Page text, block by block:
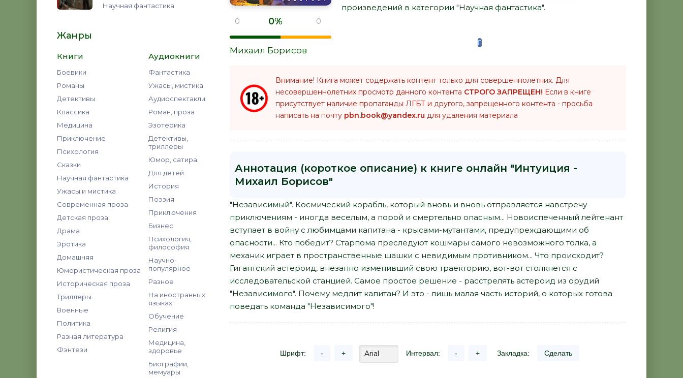
Научная фантастика
Жанры
Книги
Боевики
Романы
Детективы
Классика
Медицина
Приключение
Психология
Сказки
Научная фантастика
Ужасы и мистика
Современная проза
Детская проза
Драма
Эротика
Домашняя
Юмористическая проза
Историческая проза
Триллеры
Военные
Политика
Разная литература
Фэнтези
Аудиокниги
Фантастика
Ужасы, мистика
Аудиоспектакли
Роман, проза
Эзотерика
Детективы,
триллеры
Юмор, сатира
Для детей
История
Поэзия
Приключения
Бизнес
Психология,
философия
Научно-
популярное
Разное
На иностранных
языках
Обучение
Религия
Медицина,
здоровье
Биографии,
мемуары
0 0% 0
Михаил Борисов
произведений в категории "Научная фантастика".
Внимание! Книга может содержать контент только для совершеннолетних. Для
несовершеннолетних просмотр данного контента СТРОГО ЗАПРЕЩЕН! Если в книге
присутствует наличие пропаганды ЛГБТ и другого, запрещенного контента - просьба
написать на почту pbn.book@yandex.ru для удаления материала
Аннотация (короткое описание) к книге онлайн "Интуиция -
Михаил Борисов"
"Независимый". Космический корабль, который вновь и вновь отправляется навстречу
приключениям - иногда веселым, а порой и смертельно опасным... Новоиспеченный лейтенант
вступает в войну с любимцами капитана - крысами-мутантами, предупреждающими об
опасности... Кто победит? Старпома преследуют кошмары самого невозможного толка, а
механик играет в пространственные шашки с невидимым противником... Что происходит?
Гигантский астероид, внезапно изменивший свою траекторию, вот-вот столкнется с
исследовательской станцией. Самое простое решение - расстрелять астероид из орудий
"Независимого". Почему медлит капитан? И это - лишь малая часть историй, о которых готова
поведать команда "Независимого"!
Шрифт: - + Интервал: - + Закладка: Сделать